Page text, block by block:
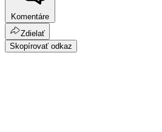
Komentáre
Zdielať
Skopírovať odkaz